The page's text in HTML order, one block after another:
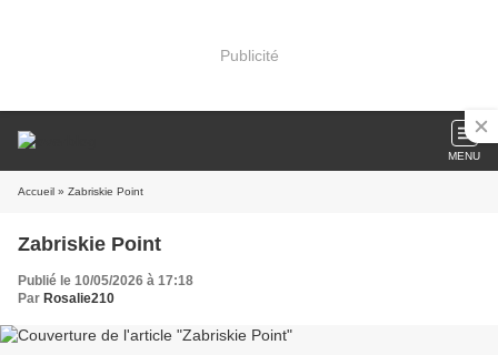
Publicité
MENU
Accueil » Zabriskie Point
Zabriskie Point
Publié le 10/05/2026 à 17:18
Par Rosalie210